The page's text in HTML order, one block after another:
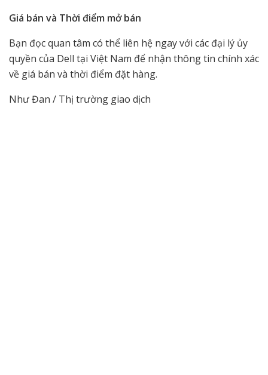
Giá bán và Thời điểm mở bán
Bạn đọc quan tâm có thể liên hệ ngay với các đại lý ủy
quyền của Dell tại Việt Nam để nhận thông tin chính xác
về giá bán và thời điểm đặt hàng.
Như Đan / Thị trường giao dịch